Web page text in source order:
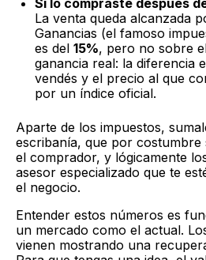
La venta queda alcanzada
Ganancias (el famoso
es del 15%, pero no sobre
ganancia real: la diferencia
vendés y el precio al que
por un índice oficial.
Aparte de los impuestos,
escribanía, que por
el comprador, y lógicamente
asesor especializado que te
el negocio.
Entender estos números es
un mercado como el actual.
vienen mostrando una